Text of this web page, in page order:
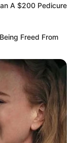
por falsificar
triênios,
e licenças-prêmio
A $200 Pedicure
Freed From